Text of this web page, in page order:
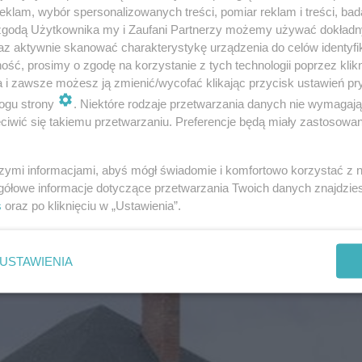
wtedy, gdy jako pokrycie zostały wybranegonty
się zazwyczaj na foliach wstępnego krycia. Gonty
w odpowiednie kształty. Mocuje się je
podkładowejpapy asfaltowej na welonie szklanym.
i poprzeczne skleja się lepikiem. Należy
pozwalające na rozłożenie działającej na dach
wybór spersonalizowanych treści, pomiar reklam i treści,
Użytkownika my i Zaufani Partnerzy możemy używać
aktywnie skanować charakterystykę urządzenia do celów
prosimy o zgodę na korzystanie z tych technologii poprzez
i zawsze możesz ją zmienić/wycofać klikając przycisk ustawień
strony
. Niektóre rodzaje przetwarzania danych nie
się takiemu przetwarzaniu. Preferencje będą miały
informacjami, abyś mógł świadomie i komfortowo korzystać z
informacje dotyczące przetwarzania Twoich danych
oraz po kliknięciu w „Ustawienia”.
USTAWIENIA